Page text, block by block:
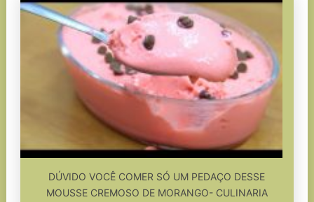
DÚVIDO VOCÊ COMER SÓ UM PEDAÇO DESSE
MOUSSE CREMOSO DE MORANGO- CULINARIA